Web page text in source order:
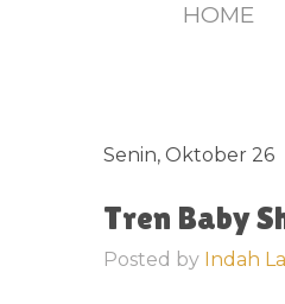
HOME
Senin, Oktober 26
Tren Baby
Posted by Indah